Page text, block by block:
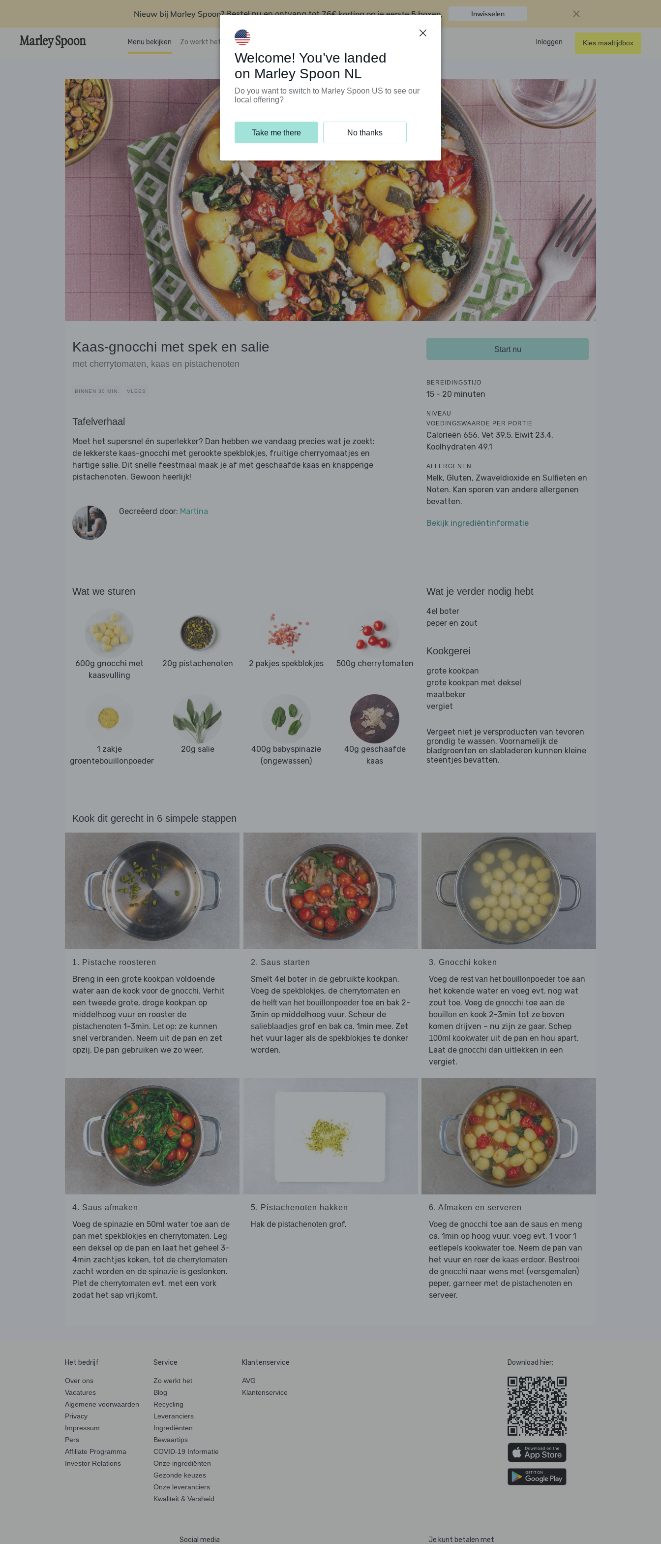
Nieuw bij Marley Spoon?Bestel nu en ontvang tot76€ korting op je eerste 5 boxen. Inwisselen
Menu bekijken Zo werkt het Klantenservice Inloggen Kies maaltijdbox
Kaas-gnocchi met spek en salie
met cherrytomaten, kaas en pistachenoten
BINNEN 30 MIN. VLEES
Tafelverhaal
Moet het supersnel én superlekker? Dan hebben we vandaag precies wat je zoekt:
de lekkerste kaas-gnocchi met gerookte spekblokjes, fruitige cherryomaatjes en
hartige salie. Dit snelle feestmaal maak je af met geschaafde kaas en knapperige
pistachenoten. Gewoon heerlijk!
Gecreëerd door: Martina
Start nu
BEREIDINGSTIJD
15 - 20 minuten
NIVEAU
VOEDINGSWAARDE PER PORTIE
Calorieën 656, Vet 39.5, Eiwit 23.4,
Koolhydraten 49.1
ALLERGENEN
Melk, Gluten, Zwaveldioxide en Sulfieten en
Noten. Kan sporen van andere allergenen
bevatten.
Bekijk ingrediëntinformatie
Wat we sturen
600g gnocchi met
kaasvulling
20g pistachenoten 2 pakjes spekblokjes 500g cherrytomaten
1 zakje
groentebouillonpoeder
20g salie
400g babyspinazie
(ongewassen)
40g geschaafde
kaas
Wat je verder nodig hebt
4el boter
peper en zout
Kookgerei
grote kookpan
grote kookpan met deksel
maatbeker
vergiet
Vergeet niet je versproducten van tevoren
grondig te wassen. Voornamelijk de
bladgroenten en slabladeren kunnen kleine
steentjes bevatten.
Kook dit gerecht in 6 simpele stappen
1. Pistache roosteren
Breng in een grote kookpan voldoende
water aan de kook voor de gnocchi. Verhit
een tweede grote, droge kookpan op
middelhoog vuur en rooster de
pistachenoten 1-3min. Let op: ze kunnen
snel verbranden. Neem uit de pan en zet
opzij. De pan gebruiken we zo weer.
2. Saus starten
Smelt 4el boter in de gebruikte kookpan.
Voeg de spekblokjes, de cherrytomaten en
de helft van het bouillonpoedertoe en bak 2-
3min op middelhoog vuur. Scheur de
salieblaadjesgrof en bak ca. 1min mee. Zet
het vuur lager als de spekblokjeste donker
worden.
3. Gnocchi koken
Voeg de rest van het bouillonpoeder toe aan
het kokende water en voeg evt. nog wat
zout toe. Voeg de gnocchi toe aan de
bouillon en kook 2-3min tot ze boven
komen drijven – nu zijn ze gaar. Schep
100ml kookwater uit de pan en hou apart.
Laat de gnocchi dan uitlekken in een
vergiet.
4. Saus afmaken
Voeg de spinazie en 50ml water toe aan de
pan met spekblokjes en cherrytomaten. Leg
een deksel op de pan en laat het geheel 3-
4min zachtjes koken, tot de cherrytomaten
zacht worden en de spinazie is geslonken.
Plet de cherrytomaten evt. met een vork
zodat het sap vrijkomt.
5. Pistachenoten hakken
Hak de pistachenoten grof.
6. Afmaken en serveren
Voeg de gnocchi toe aan de saus en meng
ca. 1min op hoog vuur, voeg evt. 1 voor 1
eetlepels kookwater toe. Neem de pan van
het vuur en roer de kaas erdoor. Bestrooi
de gnocchi naar wens met (versgemalen)
peper, garneer met de pistachenoten en
serveer.
Het bedrijf
Over ons
Vacatures
Algemene voorwaarden
Privacy
Impressum
Pers
Affiliate Programma
Investor Relations
Service
Zo werkt het
Blog
Recycling
Leveranciers
Ingrediënten
Bewaartips
COVID-19 Informatie
Onze ingrediënten
Gezonde keuzes
Onze leveranciers
Kwaliteit & Versheid
Klantenservice
AVG
Klantenservice
Download hier:
Social media Je kunt betalen met
Welcome! You’ve landed
on Marley Spoon NL
Do you want to switch to Marley Spoon US to see our
local offering?
Take me there No thanks